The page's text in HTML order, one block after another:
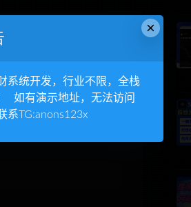
×
系统开发，行业不限，全栈
如有演示地址，无法访问
系TG:anons123x